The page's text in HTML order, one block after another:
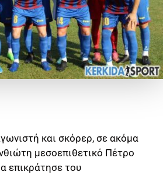
και σκόρερ, σε ακόμα
μεσοεπιθετικό Πέτρο
επικράτησε του